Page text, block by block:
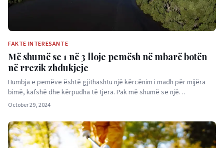
FAKTE INTERESANTE
Më shumë se 1 në 3 lloje pemësh në mbarë botën
në rrezik zhdukjeje
Humbja e pemëve është gjithashtu një kërcënim i madh për mijëra
bimë, kafshë dhe kërpudha të tjera. Pak më shumë se një…
October 29, 2024